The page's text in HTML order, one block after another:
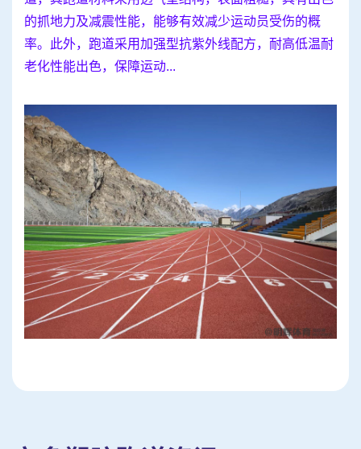
的抓地力及减震性能，能够有效减少运动员受伤的概
率。此外，跑道采用加强型抗紫外线配方，耐高低温耐
老化性能出色，保障运动...